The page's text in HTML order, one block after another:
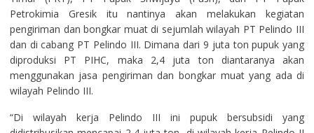
Petrokimia Gresik itu nantinya akan melakukan kegiatan
pengiriman dan bongkar muat di sejumlah wilayah PT Pelindo III
dan di cabang PT Pelindo III. Dimana dari 9 juta ton pupuk yang
diproduksi PT PIHC, maka 2,4 juta ton diantaranya akan
menggunakan jasa pengiriman dan bongkar muat yang ada di
wilayah Pelindo III.
“Di wilayah kerja Pelindo III ini pupuk bersubsidi yang